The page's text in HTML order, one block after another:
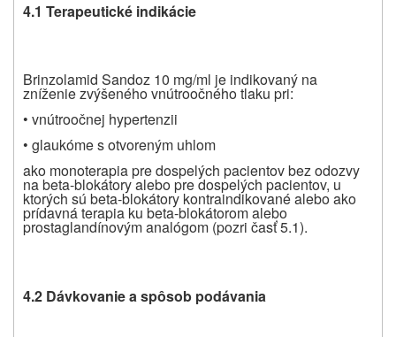
4.1 Terapeutické indikácie
Brinzolamid Sandoz 10 mg/ml je indikovaný na
zníženie zvýšeného vnútroočného tlaku pri:
• vnútroočnej hypertenzii
• glaukóme s otvoreným uhlom
ako monoterapia pre dospelých pacientov bez odozvy
na beta-blokátory alebo pre dospelých pacientov, u
ktorých sú beta-blokátory kontraindikované alebo ako
prídavná terapia ku beta-blokátorom alebo
prostaglandínovým analógom (pozri časť 5.1).
4.2 Dávkovanie a spôsob podávania